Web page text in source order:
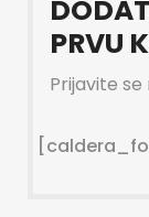
PRVU
Prijavite